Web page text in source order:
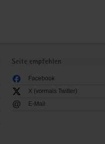
Seite empfehlen
Facebook
X (vormals Twitter)
E-Mail